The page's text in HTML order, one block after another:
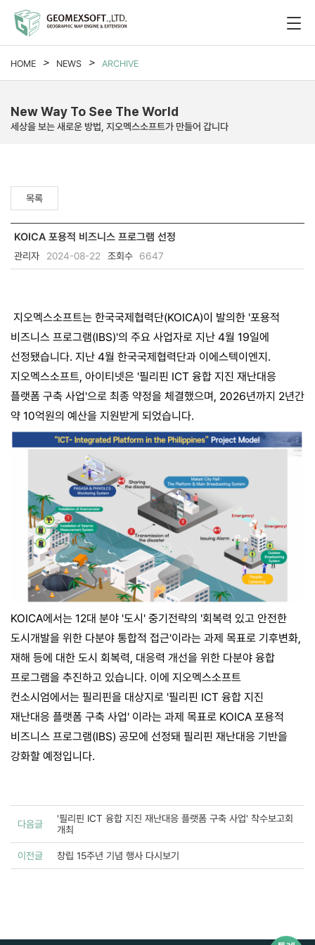
HOME NEWS ARCHIVE
New Way To See The World
세상을 보는 새로운 방법, 지오멕스소프트가 만들어 갑니다
목록
KOICA 포용적 비즈니스 프로그램 선정
관리자 2024-08-22 조회수 6647
지오멕스소프트는 한국국제협력단(KOICA)이 발의한 '포용적
비즈니스 프로그램(IBS)'의 주요 사업자로 지난 4월 19일에
선정됐습니다. 지난 4월 한국국제협력단과 이에스텍이엔지.
지오멕스소프트, 아이티넷은 '필리핀 ICT 융합 지진 재난대응
플랫폼 구축 사업'으로 최종 약정을 체결했으며, 2026년까지 2년간
약 10억원의 예산을 지원받게 되었습니다.
KOICA에서는 12대 분야 '도시' 중기전략의 '회복력 있고 안전한
도시개발을 위한 다분야 통합적 접근'이라는 과제 목표로 기후변화,
재해 등에 대한 도시 회복력, 대응력 개선을 위한 다분야 융합
프로그램을 추진하고 있습니다. 이에 지오멕스소프트
컨소시엄에서는 필리핀을 대상지로 '필리핀 ICT 융합 지진
재난대응 플랫폼 구축 사업' 이라는 과제 목표로 KOICA 포용적
비즈니스 프로그램(IBS) 공모에 선정돼 필리핀 재난대응 기반을
강화할 예정입니다.
다음글
'필리핀 ICT 융합 지진 재난대응 플랫폼 구축 사업' 착수보고회
개최
이전글 창립 15주년 기념 행사 다시보기